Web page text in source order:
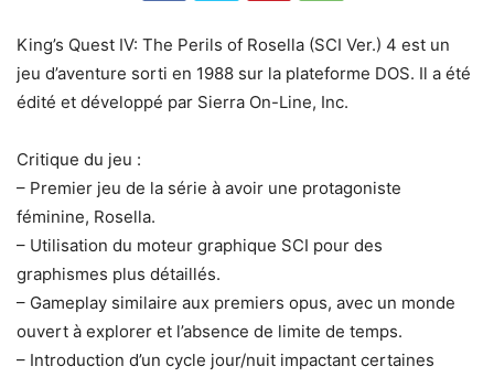
King’s Quest IV: The Perils of Rosella (SCI Ver.) 4 est un
jeu d’aventure sorti en 1988 sur la plateforme DOS. Il a été
édité et développé par Sierra On-Line, Inc.
Critique du jeu :
– Premier jeu de la série à avoir une protagoniste
féminine, Rosella.
– Utilisation du moteur graphique SCI pour des
graphismes plus détaillés.
– Gameplay similaire aux premiers opus, avec un monde
ouvert à explorer et l’absence de limite de temps.
– Introduction d’un cycle jour/nuit impactant certaines